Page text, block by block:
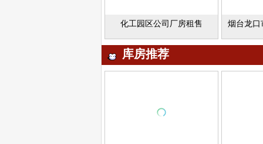
化工园区公司厂房租售
库房推荐